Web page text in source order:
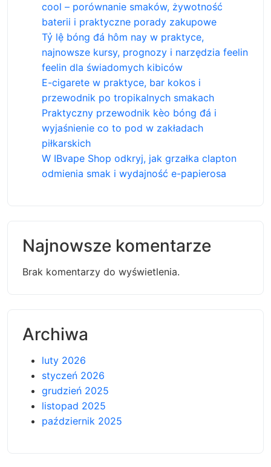
cool – porównanie smaków, żywotność
baterii i praktyczne porady zakupowe
Tỷ lệ bóng đá hôm nay w praktyce,
najnowsze kursy, prognozy i narzędzia feelin
feelin dla świadomych kibiców
E-cigarete w praktyce, bar kokos i
przewodnik po tropikalnych smakach
Praktyczny przewodnik kèo bóng đá i
wyjaśnienie co to pod w zakładach
piłkarskich
W IBvape Shop odkryj, jak grzałka clapton
odmienia smak i wydajność e-papierosa
Najnowsze komentarze
Brak komentarzy do wyświetlenia.
Archiwa
luty 2026
styczeń 2026
grudzień 2025
listopad 2025
październik 2025